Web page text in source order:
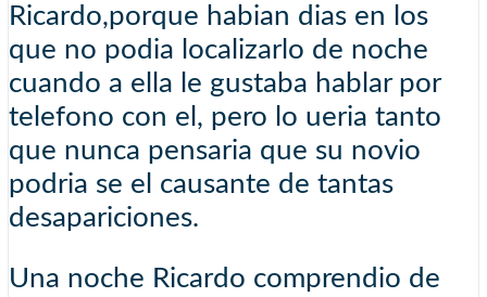
Ricardo,porque habian dias en los
que no podia localizarlo de noche
cuando a ella le gustaba hablar por
telefono con el, pero lo ueria tanto
que nunca pensaria que su novio
podria se el causante de tantas
desapariciones.
Una noche Ricardo comprendio de